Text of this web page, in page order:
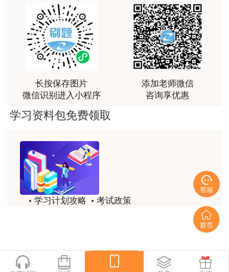
用户m2****88
讲得好
用户m0****66
林老师讲得非常好！
用户m8****66
非常好的开学破冰讲义！认真对待，无限可能!
用户c2****r6
用户m1****88
冲着林轩老师过来买的课程，没时间学，就看了冲刺
和重点资料稳稳过
用户m0****66
林轩老师大神，听老师一遍课胜过自学十遍书！
长按保存图片
微信识别进入小程序
添加老师微信
咨询享优惠
学习资料包免费领取
学习计划攻略
考试政策